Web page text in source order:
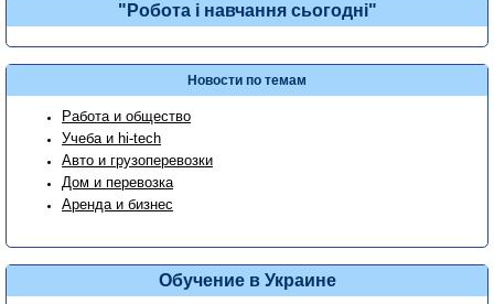
"Робота і навчання сьогодні"
Новости по темам
Работа и общество
Учеба и hi-tech
Авто и грузоперевозки
Дом и перевозка
Аренда и бизнес
Обучение в Украине